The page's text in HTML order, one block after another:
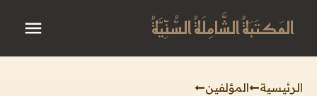
المَكتَبَةُ الشَّامِلَةُ السُّنِّيَّةُ
الرئيسية المؤلفين